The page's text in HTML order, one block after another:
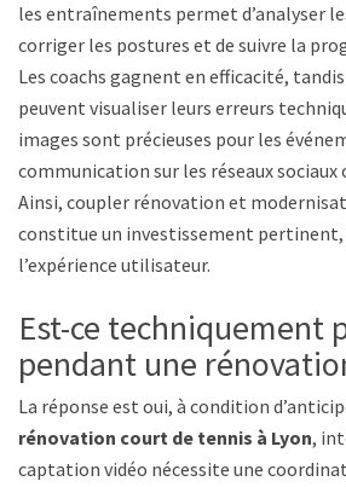
les entraînements permet d’analyser
corriger les postures et de suivre la
Les coachs gagnent en efficacité,
peuvent visualiser leurs erreurs
images sont précieuses pour les
communication sur les réseaux sociaux
Ainsi, coupler rénovation et
constitue un investissement pertinent,
l’expérience utilisateur.
Est-ce techniquement
pendant une
La réponse est oui, à condition
rénovation court de tennis à Lyon,
captation vidéo nécessite une